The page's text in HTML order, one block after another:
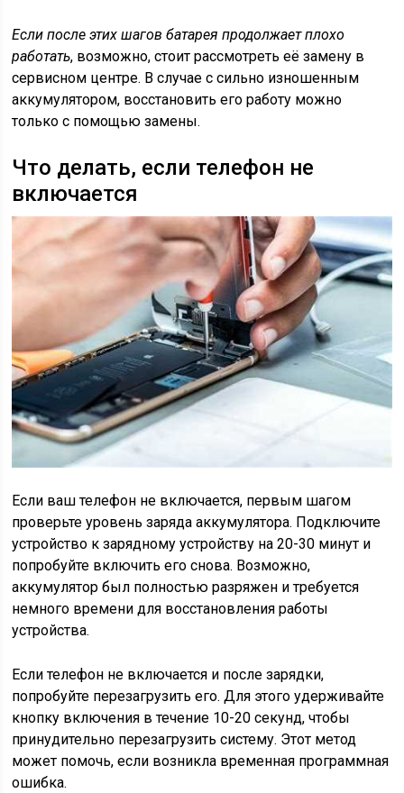
Если после этих шагов батарея продолжает плохо
работать, возможно, стоит рассмотреть её замену в
сервисном центре. В случае с сильно изношенным
аккумулятором, восстановить его работу можно
только с помощью замены.
Что делать, если телефон не
включается
Если ваш телефон не включается, первым шагом
проверьте уровень заряда аккумулятора. Подключите
устройство к зарядному устройству на 20-30 минут и
попробуйте включить его снова. Возможно,
аккумулятор был полностью разряжен и требуется
немного времени для восстановления работы
устройства.
Если телефон не включается и после зарядки,
попробуйте перезагрузить его. Для этого удерживайте
кнопку включения в течение 10-20 секунд, чтобы
принудительно перезагрузить систему. Этот метод
может помочь, если возникла временная программная
ошибка.